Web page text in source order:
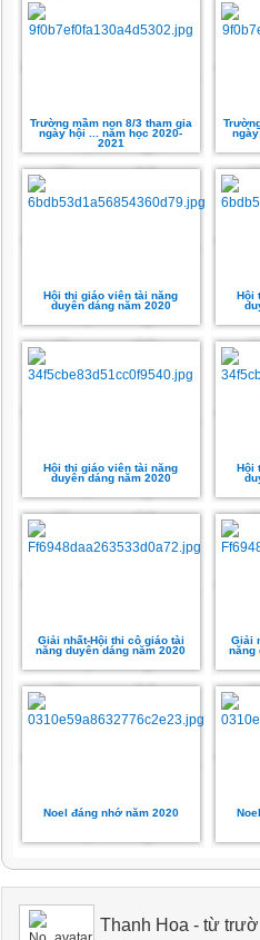
Trường mầm non 8/3 tham gia
ngày hội ... năm học 2020-
2021
Hội thi giáo viên tài năng
duyên dáng năm 2020
Hội
Hội thi giáo viên tài năng
duyên dáng năm 2020
Hội
Giải nhất-Hội thi cô giáo tài
năng duyên dáng năm 2020
Giải
năng
Noel đáng nhớ năm 2020
Thanh Hoa - từ